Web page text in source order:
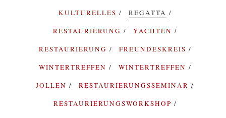
KULTURELLES
REGATTA
RESTAURIERUNG
YACHTEN
RESTAURIERUNG
FREUNDESKREIS
WINTERTREFFEN
WINTERTREFFEN
JOLLEN
RESTAURIERUNGSSEMINAR
RESTAURIERUNGSWORKSHOP